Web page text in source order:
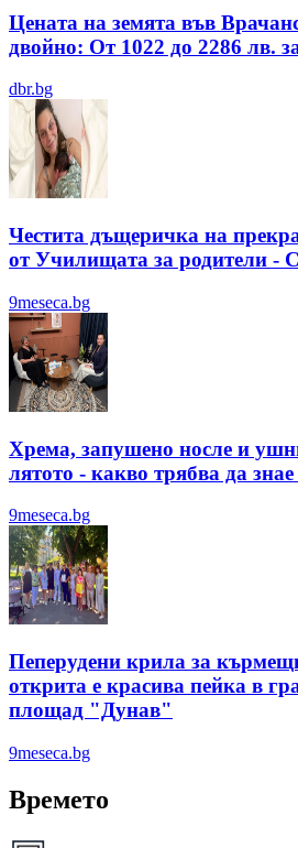
Цената на земята във
двойно: От 1022 до 2286 лв.
dbr.bg
Честита дъщеричка на
от Училищата за родители -
9meseca.bg
Хрема, запушено носле и
лятотo - какво трябва да
9meseca.bg
Пеперудени крила за
открита е красива пейка в
площад "Дунав"
9meseca.bg
Времето